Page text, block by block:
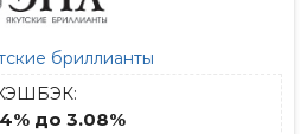
бриллианты
до 3.08%